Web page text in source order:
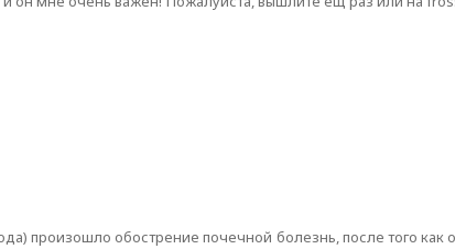
произошло обострение почечной болезнь, после того как